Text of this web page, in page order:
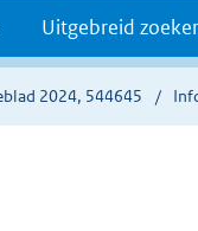
Uitgebreid
2024, 544645